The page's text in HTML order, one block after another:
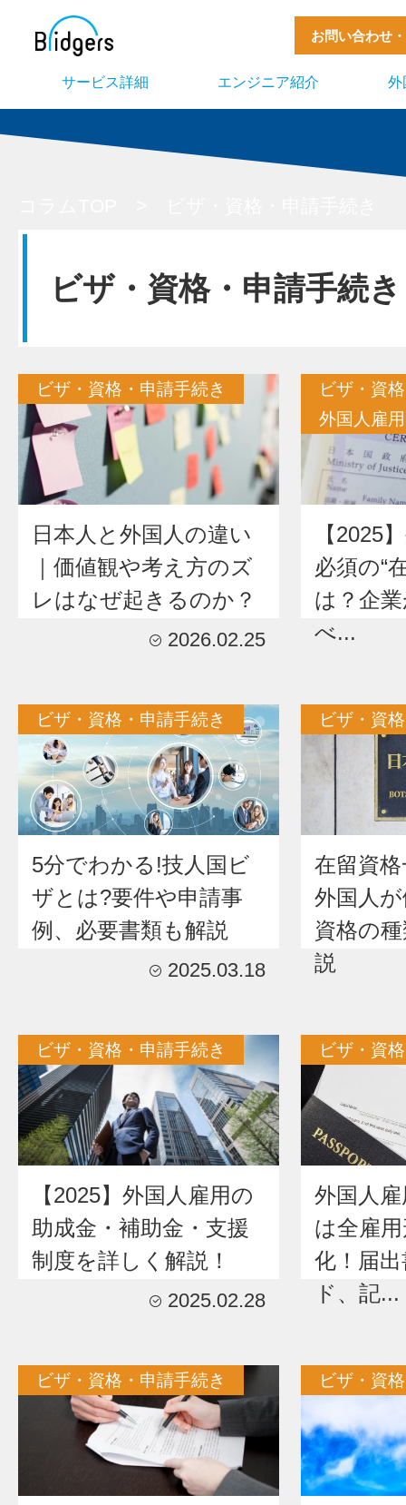
お問い合わせ
サービス詳細 エンジニア紹介 外
ビザ・資格・申請手続き
ビザ・資格・申請手続き
日本人と外国人の違い
｜価値観や考え方のズ
レはなぜ起きるのか？
2026.02.25
ビザ・資
外国人雇
【2025
必須の“
は？企
べ...
ビザ・資格・申請手続き
5分でわかる!技人国ビ
ザとは?要件や申請事
例、必要書類も解説
2025.03.18
ビザ・資
在留資
外国人
資格の
説
ビザ・資格・申請手続き
【2025】外国人雇用の
助成金・補助金・支援
制度を詳しく解説！
2025.02.28
ビザ・資
外国人
は全雇
化！届
ド、記...
ビザ・資格・申請手続き ビザ・資